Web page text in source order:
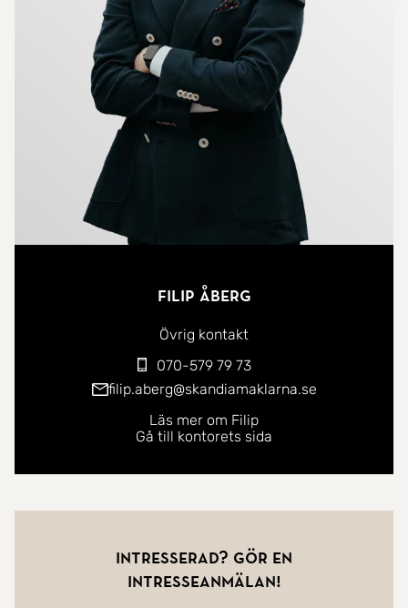
Filip Åberg
Övrig kontakt
070-579 79 73
filip.aberg@skandiamaklarna.se
Läs mer om Filip
Gå till kontorets sida
Intresserad? Gör en
intresseanmälan!